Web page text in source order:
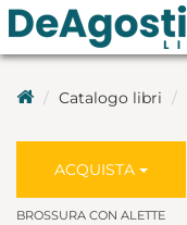
Catalogo libri
ACQUISTA
BROSSURA CON ALETTE